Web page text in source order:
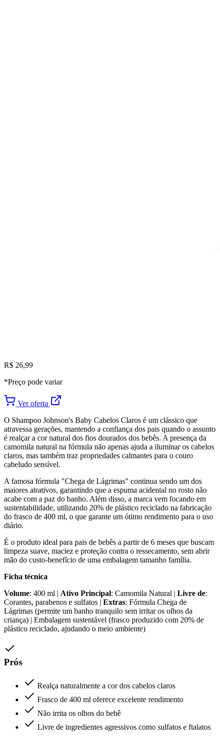
R$ 26,99
*Preço pode variar
Ver oferta
O Shampoo Johnson's Baby Cabelos Claros é um clássico que
atravessa gerações, mantendo a confiança dos pais quando o assunto
é realçar a cor natural dos fios dourados dos bebês. A presença da
camomila natural na fórmula não apenas ajuda a iluminar os cabelos
claros, mas também traz propriedades calmantes para o couro
cabeludo sensível.
A famosa fórmula "Chega de Lágrimas" continua sendo um dos
maiores atrativos, garantindo que a espuma acidental no rosto não
acabe com a paz do banho. Além disso, a marca vem focando em
sustentabilidade, utilizando 20% de plástico reciclado na fabricação
do frasco de 400 ml, o que garante um ótimo rendimento para o uso
diário.
É o produto ideal para pais de bebês a partir de 6 meses que buscam
limpeza suave, maciez e proteção contra o ressecamento, sem abrir
mão do custo-benefício de uma embalagem tamanho família.
Ficha técnica
Volume: 400 ml | Ativo Principal: Camomila Natural | Livre de:
Corantes, parabenos e sulfatos | Extras: Fórmula Chega de
Lágrimas (permite um banho tranquilo sem irritar os olhos da
criança) | Embalagem sustentável (frasco produzido com 20% de
plástico reciclado, ajudando o meio ambiente)
Prós
Realça naturalmente a cor dos cabelos claros
Frasco de 400 ml oferece excelente rendimento
Não irrita os olhos do bebê
Livre de ingredientes agressivos como sulfatos e ftalatos